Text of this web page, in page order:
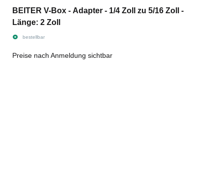
BEITER V-Box - Adapter - 1/4 Zoll zu 5/16 Zoll -
Länge: 2 Zoll
bestellbar
Preise nach Anmeldung sichtbar